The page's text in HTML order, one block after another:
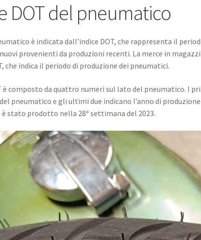
DOT del pneumatico
è indicata dall’indice DOT, che rappresenta il
provenienti da produzioni recenti. La merce in
che indica il periodo di produzione dei pneumatici.
è composto da quattro numeri sul lato del pneumatico. I
pneumatico e gli ultimi due indicano l’anno di
stato prodotto nella 28ª settimana del 2023.